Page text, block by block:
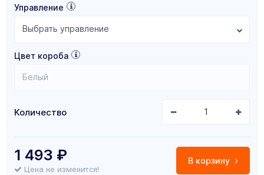
Управление
Выбрать управление
Цвет короба
Белый
Количество
В корзину
1 493 ₽
Цена не изменится!